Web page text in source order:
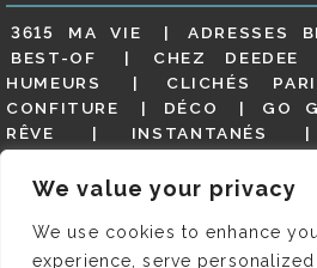
We value your privacy
We use cookies to enhance
experience, serve
3615 MA VIE ADRESSES
BEST-OF
CHEZ DEEDEE
HUMEURS
CLICHÉS
CONFITURE
DÉCO GO
RÊVE
INSTANTANÉS
MES ADRESSES
MODE
GUIDE
PARIS EN PHOTOS
REVUE DE PRESSE DÉTAILLÉE,